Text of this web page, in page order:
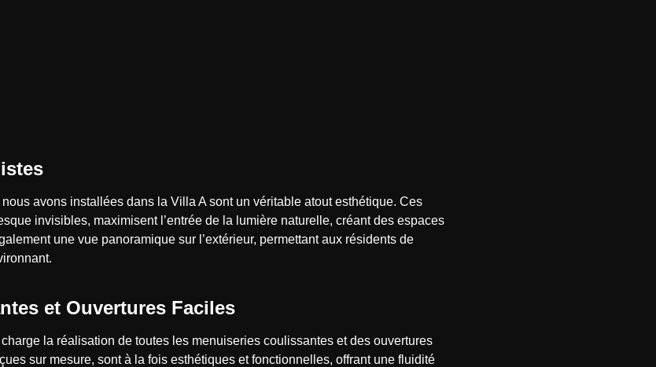
avons installées dans la Villa A sont un véritable atout esthétique. Ces
invisibles, maximisent l’entrée de la lumière naturelle, créant des espaces
une vue panoramique sur l’extérieur, permettant aux résidents de
et Ouvertures Faciles
la réalisation de toutes les menuiseries coulissantes et des ouvertures
sur mesure, sont à la fois esthétiques et fonctionnelles, offrant une fluidité